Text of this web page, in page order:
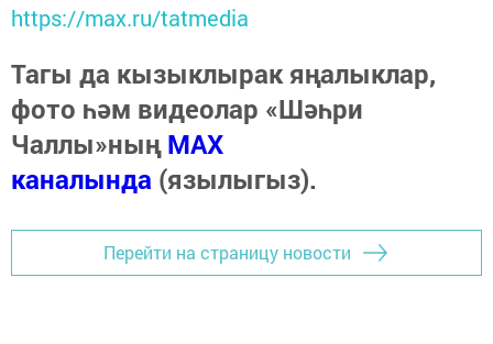
https://max.ru/tatmedia
Тагы да кызыклырак яңалыклар,
фото һәм видеолар «Шәһри
Чаллы»ныңMAX
каналында (язылыгыз).
Перейти на страницу новости